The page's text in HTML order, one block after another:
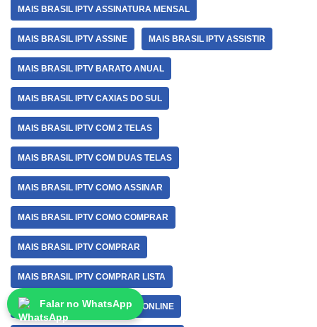
MAIS BRASIL IPTV ASSINATURA MENSAL
MAIS BRASIL IPTV ASSINE MAIS BRASIL IPTV ASSISTIR
MAIS BRASIL IPTV BARATO ANUAL
MAIS BRASIL IPTV CAXIAS DO SUL
MAIS BRASIL IPTV COM 2 TELAS
MAIS BRASIL IPTV COM DUAS TELAS
MAIS BRASIL IPTV COMO ASSINAR
MAIS BRASIL IPTV COMO COMPRAR
MAIS BRASIL IPTV COMPRAR
MAIS BRASIL IPTV COMPRAR LISTA
MAIS BRASIL IPTV COMPRAR ONLINE
Falar no WhatsApp